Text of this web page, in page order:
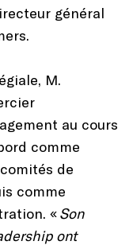
général
M.
au cours
comme
de
comme
«Son
ont